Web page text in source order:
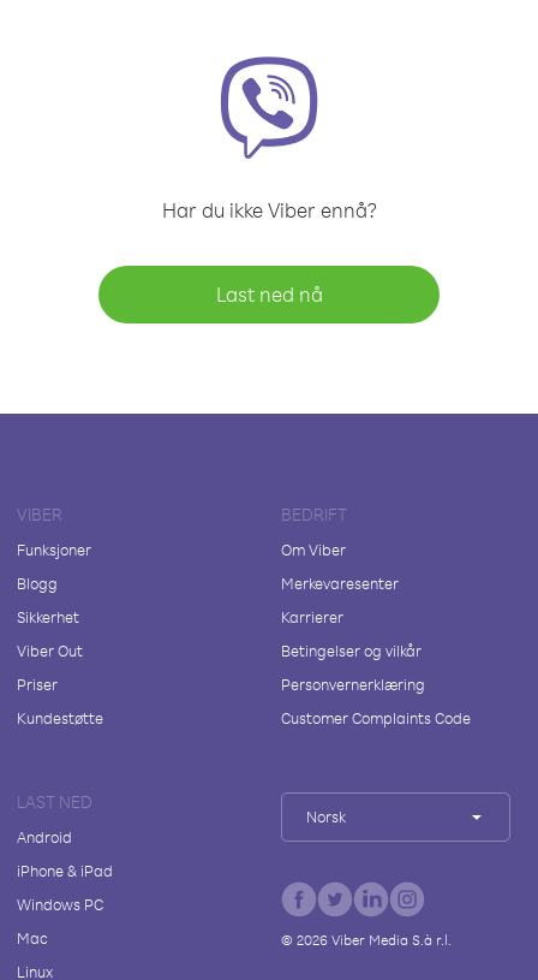
Har du ikke Viber ennå?
Last ned nå
VIBER
Funksjoner
Blogg
Sikkerhet
Viber Out
Priser
Kundestøtte
BEDRIFT
Om Viber
Merkevaresenter
Karrierer
Betingelser og vilkår
Personvernerklæring
Customer Complaints Code
LAST NED
Android
iPhone & iPad
Windows PC
Mac
Linux
Norsk
© 2026Viber Media S.à r.l.